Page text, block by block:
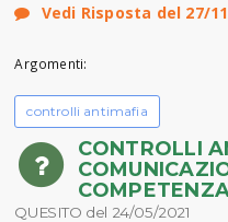
Vedi Risposta del 27/
Argomenti:
controlli antimafia
CONTROLLI
QUESITO del 24/05/2021